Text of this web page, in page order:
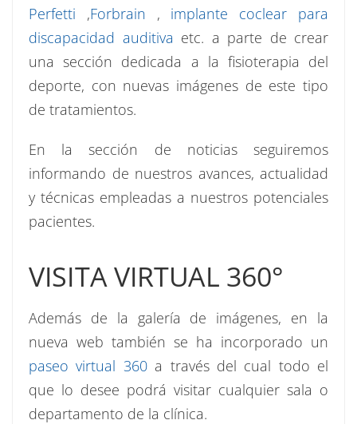
Perfetti ,Forbrain , implante coclear para
discapacidad auditiva etc. a parte de crear
una sección dedicada a la fisioterapia del
deporte, con nuevas imágenes de este tipo
de tratamientos.
En la sección de noticias seguiremos
informando de nuestros avances, actualidad
y técnicas empleadas a nuestros potenciales
pacientes.
VISITA VIRTUAL 360°
Además de la galería de imágenes, en la
nueva web también se ha incorporado un
paseo virtual 360a través del cual todo el
que lo desee podrá visitar cualquier sala o
departamento de la clínica.